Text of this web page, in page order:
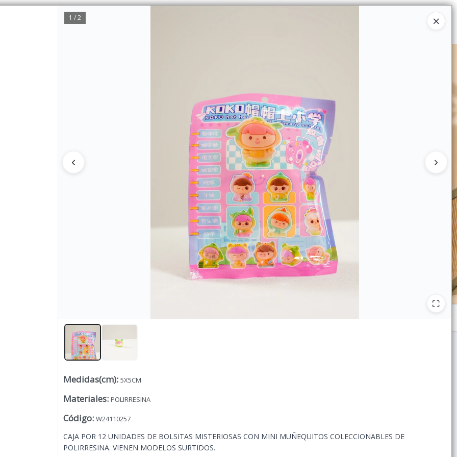
1 / 2
Medidas(cm): 5X5CM
Materiales: POLIRRESINA
Código: W24110257
CAJA POR 12 UNIDADES DE BOLSITAS MISTERIOSAS CON MINI MUÑEQUITOS COLECCIONABLES DE
POLIRRESINA. VIENEN MODELOS SURTIDOS.
Lista vacía